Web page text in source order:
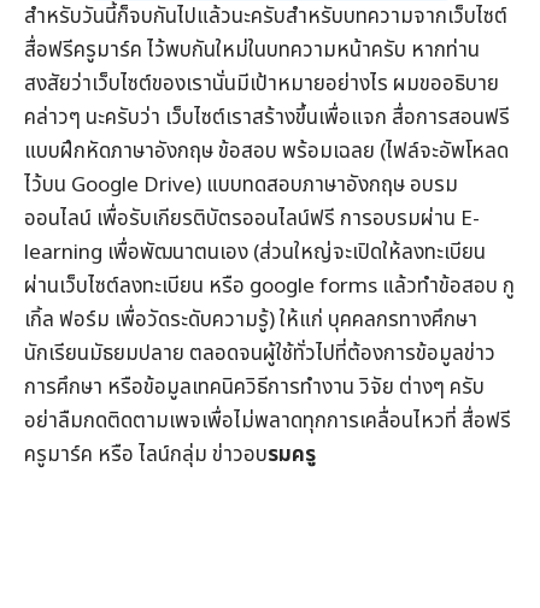
สำหรับวันนี้ก็จบกันไปแล้วนะครับสำหรับบทความจากเว็บไซต์
สื่อฟรีครูมาร์คไว้พบกันใหม่ในบทความหน้าครับ หากท่าน
สงสัยว่าเว็บไซต์ของเรานั่นมีเป้าหมายอย่างไร ผมขออธิบาย
คล่าวๆ นะครับว่า เว็บไซต์เราสร้างขึ้นเพื่อแจก สื่อการสอนฟรี
แบบฝึกหัดภาษาอังกฤษข้อสอบพร้อมเฉลย (ไฟล์จะอัพโหลด
ไว้บน Google Drive) แบบทดสอบภาษาอังกฤษอบรม
ออนไลน์ เพื่อรับเกียรติบัตรออนไลน์ฟรี การอบรมผ่าน E-
learning เพื่อพัฒนาตนเอง (ส่วนใหญ่จะเปิดให้ลงทะเบียน
ผ่านเว็บไซต์ลงทะเบียน หรือ google forms แล้วทำข้อสอบ กู
เกิ้ล ฟอร์ม เพื่อวัดระดับความรู้) ให้แก่ บุคคลกรทางศึกษา
นักเรียนมัธยมปลาย ตลอดจนผู้ใช้ทั่วไปที่ต้องการข้อมูลข่าว
การศึกษา หรือข้อมูลเทคนิควิธีการทำงาน วิจัย ต่างๆ ครับ
อย่าลืมกดติดตามเพจเพื่อไม่พลาดทุกการเคลื่อนไหวที่ สื่อฟรี
ครูมาร์ค หรือ ไลน์กลุ่มข่าวอบรมครู